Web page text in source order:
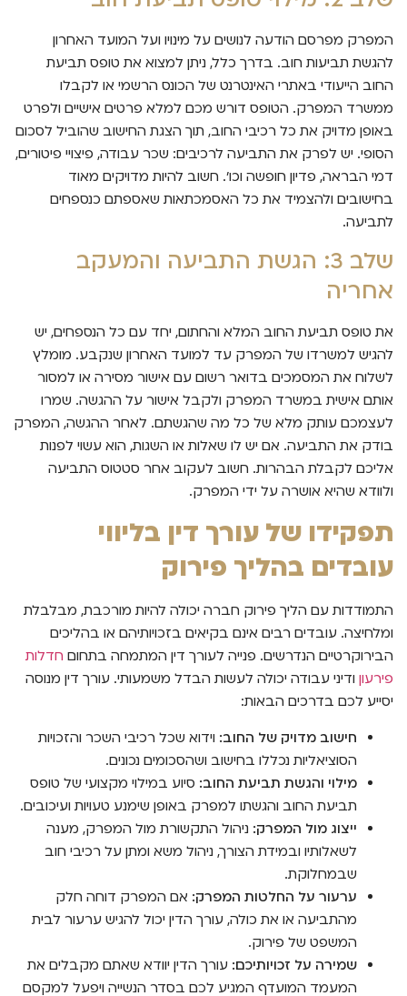
המפרק מפרסם הודעה לנושים על מינויו ועל המועד האחרון
להגשת תביעות חוב. בדרך כלל, ניתן למצוא את טופס תביעת
החוב הייעודי באתרי האינטרנט של הכונס הרשמי או לקבלו
ממשרד המפרק. הטופס דורש מכם למלא פרטים אישיים ולפרט
באופן מדויק את כל רכיבי החוב, תוך הצגת החישוב שהוביל לסכום
הסופי. יש לפרק את התביעה לרכיבים: שכר עבודה, פיצויי פיטורים,
דמי הבראה, פדיון חופשה וכו'. חשוב להיות מדויקים מאוד
בחישובים ולהצמיד את כל האסמכתאות שאספתם כנספחים
לתביעה.
שלב 3: הגשת התביעה והמעקב
אחריה
את טופס תביעת החוב המלא והחתום, יחד עם כל הנספחים, יש
להגיש למשרדו של המפרק עד למועד האחרון שנקבע. מומלץ
לשלוח את המסמכים בדואר רשום עם אישור מסירה או למסור
אותם אישית במשרד המפרק ולקבל אישור על ההגשה. שמרו
לעצמכם עותק מלא של כל מה שהגשתם. לאחר ההגשה, המפרק
בודק את התביעה. אם יש לו שאלות או השגות, הוא עשוי לפנות
אליכם לקבלת הבהרות. חשוב לעקוב אחר סטטוס התביעה
ולוודא שהיא אושרה על ידי המפרק.
תפקידו של עורך דין בליווי
עובדים בהליך פירוק
התמודדות עם הליך פירוק חברה יכולה להיות מורכבת, מבלבלת
ומלחיצה. עובדים רבים אינם בקיאים בזכויותיהם או בהליכים
הבירוקרטיים הנדרשים. פנייה לעורך דין המתמחה בתחום חדלות
פירעון ודיני עבודה יכולה לעשות הבדל משמעותי. עורך דין מנוסה
יסייע לכם בדרכים הבאות:
חישוב מדויק של החוב: וידוא שכל רכיבי השכר והזכויות
הסוציאליות נכללו בחישוב ושהסכומים נכונים.
מילוי והגשת תביעת החוב: סיוע במילוי מקצועי של טופס
תביעת החוב והגשתו למפרק באופן שימנע טעויות ועיכובים.
ייצוג מול המפרק: ניהול התקשורת מול המפרק, מענה
לשאלותיו ובמידת הצורך, ניהול משא ומתן על רכיבי חוב
שבמחלוקת.
ערעור על החלטות המפרק: אם המפרק דוחה חלק
מהתביעה או את כולה, עורך הדין יכול להגיש ערעור לבית
המשפט של פירוק.
שמירה על זכויותיכם: עורך הדין יוודא שאתם מקבלים את
המעמד המועדף המגיע לכם בסדר הנשייה ויפעל למקסם